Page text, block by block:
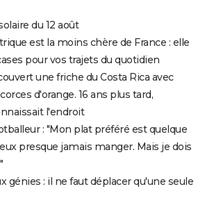
du 12 août
est la moins chère de France : elle
pour vos trajets du quotidien
une friche du Costa Rica avec
d'orange. 16 ans plus tard,
l'endroit
: "Mon plat préféré est quelque
presque jamais manger. Mais je dois
génies : il ne faut déplacer qu'une seule